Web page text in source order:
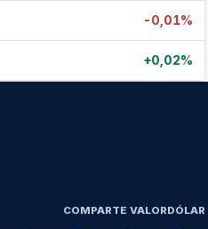
-0,01%
+0,02%
COMPARTE VALORDÓLAR